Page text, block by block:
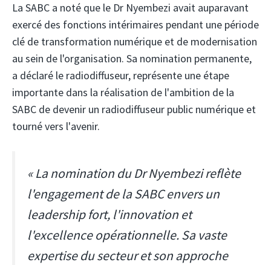
La SABC a noté que le Dr Nyembezi avait auparavant
exercé des fonctions intérimaires pendant une période
clé de transformation numérique et de modernisation
au sein de l'organisation. Sa nomination permanente,
a déclaré le radiodiffuseur, représente une étape
importante dans la réalisation de l'ambition de la
SABC de devenir un radiodiffuseur public numérique et
tourné vers l'avenir.
« La nomination du Dr Nyembezi reflète
l'engagement de la SABC envers un
leadership fort, l'innovation et
l'excellence opérationnelle. Sa vaste
expertise du secteur et son approche